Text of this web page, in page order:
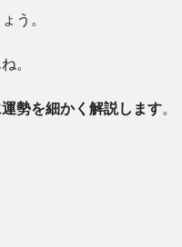
う。
。
勢を細かく解説します。